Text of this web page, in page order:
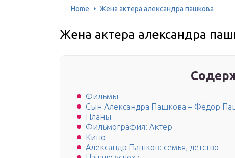
Home Жена актера александра пашкова
Жена актера александра
Фильмы
Сын Александра Пашкова – Фёдор
Планы
Фильмография: Актер
Кино
Александр Пашков: семья, детство